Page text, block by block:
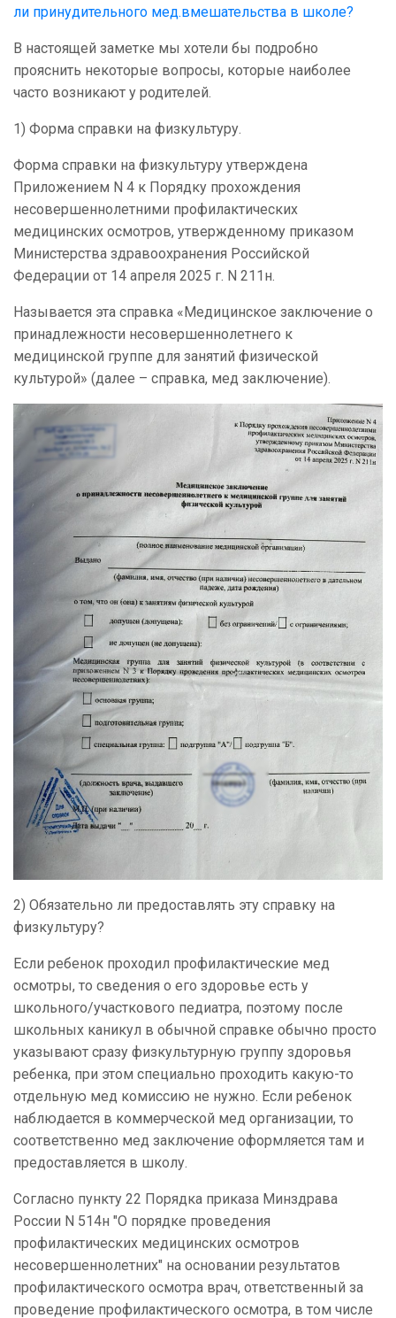
ли принудительного мед.вмешательства в школе?
В настоящей заметке мы хотели бы подробно
прояснить некоторые вопросы, которые наиболее
часто возникают у родителей.
1) Форма справки на физкультуру.
Форма справки на физкультуру утверждена
Приложением N 4 к Порядку прохождения
несовершеннолетними профилактических
медицинских осмотров, утвержденному приказом
Министерства здравоохранения Российской
Федерации от 14 апреля 2025 г. N 211н.
Называется эта справка «Медицинское заключение о
принадлежности несовершеннолетнего к
медицинской группе для занятий физической
культурой» (далее – справка, мед заключение).
2) Обязательно ли предоставлять эту справку на
физкультуру?
Если ребенок проходил профилактические мед
осмотры, то сведения о его здоровье есть у
школьного/участкового педиатра, поэтому после
школьных каникул в обычной справке обычно просто
указывают сразу физкультурную группу здоровья
ребенка, при этом специально проходить какую-то
отдельную мед комиссию не нужно. Если ребенок
наблюдается в коммерческой мед организации, то
соответственно мед заключение оформляется там и
предоставляется в школу.
Согласно пункту 22 Порядка приказа Минздрава
России N 514н "О порядке проведения
профилактических медицинских осмотров
несовершеннолетних" на основании результатов
профилактического осмотра врач, ответственный за
проведение профилактического осмотра, в том числе